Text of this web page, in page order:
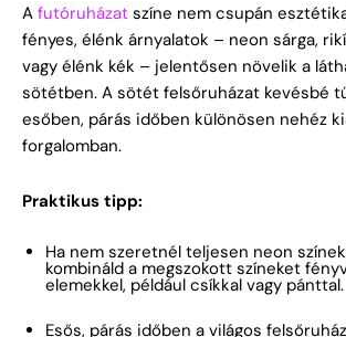
A futóruházat színe nem csupán
fényes, élénk árnyalatok – neon sárga,
vagy élénk kék – jelentősen növelik a
sötétben. A sötét felsőruházat kevésbé
esőben, párás időben különösen nehéz
forgalomban.
Praktikus tipp:
Ha nem szeretnél teljesen neon
kombináld a megszokott színeket
elemekkel, például csíkkal vagy pánttal.
Esős, párás időben a világos